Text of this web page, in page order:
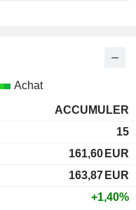
Achat
ACCUMULER
15
161,60 EUR
163,87 EUR
+1,40%